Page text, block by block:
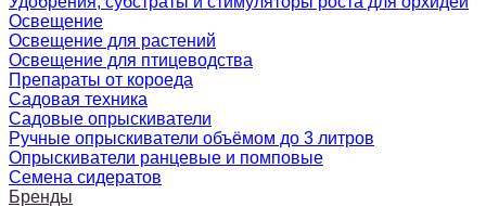
Освещение
Освещение для растений
Освещение для птицеводства
Препараты от короеда
Садовая техника
Садовые опрыскиватели
Ручные опрыскиватели объёмом до 3 литров
Опрыскиватели ранцевые и помповые
Семена сидератов
Бренды